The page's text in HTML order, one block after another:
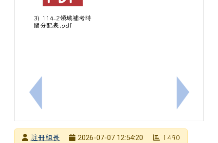
上一筆：115學年度中山國中第二次代理教師甄試簡
3) 114-2領域補考時
間分配表.pdf
下一筆：
發布者註冊組長
2026-07-07 12:54:20 1490